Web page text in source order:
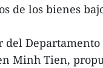
de los bienes
del
Minh Tien,